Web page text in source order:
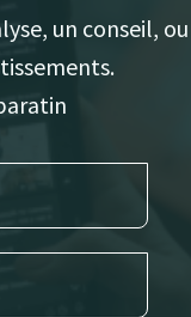
un conseil, ou